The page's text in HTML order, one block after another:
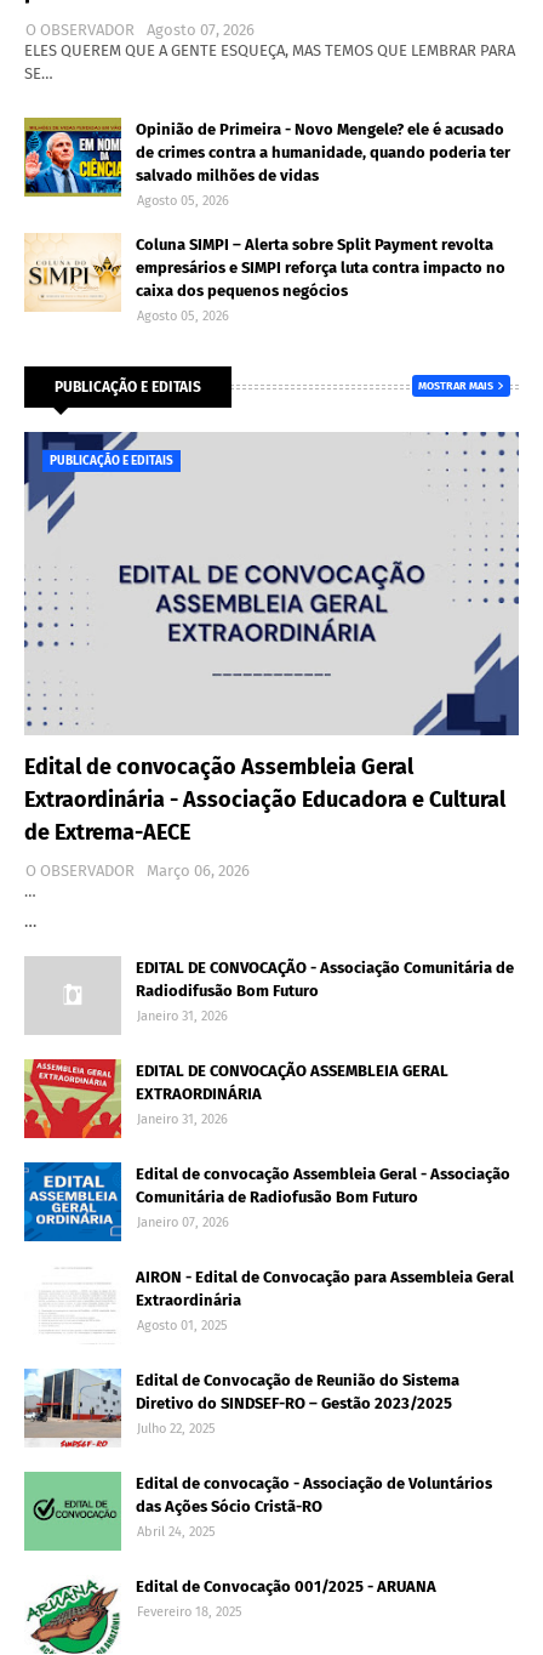
O OBSERVADOR
Agosto 07, 2026
ELES QUEREM QUE A GENTE ESQUEÇA, MAS TEMOS QUE LEMBRAR PARA
SE…
Opinião de Primeira - Novo Mengele? ele é acusado
de crimes contra a humanidade, quando poderia ter
salvado milhões de vidas
Agosto 05, 2026
Coluna SIMPI – Alerta sobre Split Payment revolta
empresários e SIMPI reforça luta contra impacto no
caixa dos pequenos negócios
Agosto 05, 2026
PUBLICAÇÃO E EDITAIS MOSTRAR MAIS
PUBLICAÇÃO E EDITAIS
Edital de convocação Assembleia Geral
Extraordinária - Associação Educadora e Cultural
de Extrema-AECE
O OBSERVADOR
Março 06, 2026
…
…
EDITAL DE CONVOCAÇÃO - Associação Comunitária de
Radiodifusão Bom Futuro
Janeiro 31, 2026
EDITAL DE CONVOCAÇÃO ASSEMBLEIA GERAL
EXTRAORDINÁRIA
Janeiro 31, 2026
Edital de convocação Assembleia Geral - Associação
Comunitária de Radiofusão Bom Futuro
Janeiro 07, 2026
AIRON - Edital de Convocação para Assembleia Geral
Extraordinária
Agosto 01, 2025
Edital de Convocação de Reunião do Sistema
Diretivo do SINDSEF-RO – Gestão 2023/2025
Julho 22, 2025
Edital de convocação - Associação de Voluntários
das Ações Sócio Cristã-RO
Abril 24, 2025
Edital de Convocação 001/2025 - ARUANA
Fevereiro 18, 2025